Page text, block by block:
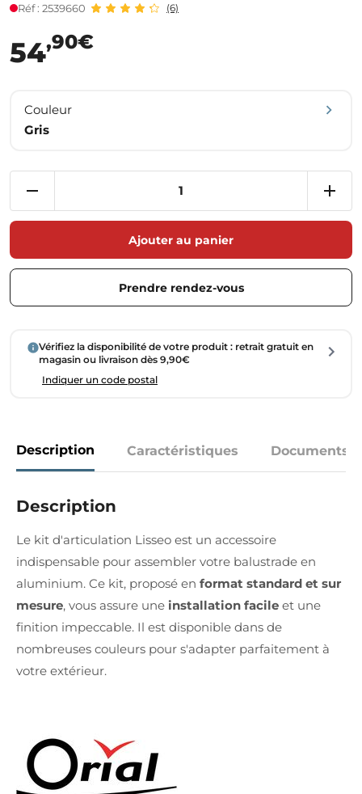
Réf : 2539660 (6)
54,90€
Couleur
Gris
Ajouter au panier
Prendre rendez-vous
Vérifiez la disponibilité de votre produit : retrait gratuit en
magasin ou livraison dès 9,90€
Indiquer un code postal
Description Caractéristiques Documents
Description
Le kit d'articulation Lisseo est un accessoire
indispensable pour assembler votre balustrade en
aluminium. Ce kit, proposé en format standard et sur
mesure, vous assure une installation facile et une
finition impeccable. Il est disponible dans de
nombreuses couleurs pour s'adapter parfaitement à
votre extérieur.